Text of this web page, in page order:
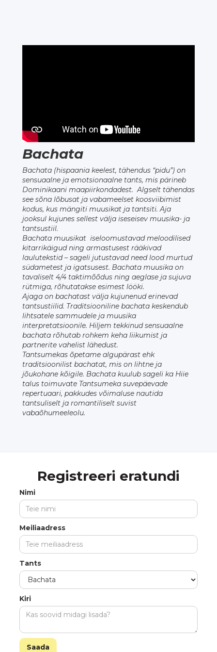
Bachata
Bachata (hispaania keelest, tähendus “pidu”) on
sensuaalne ja emotsionaalne tants, mis pärineb
Dominikaani maapiirkondadest. Algselt tähendas
see sõna lõbusat ja vabameelset koosviibimist
kodus, kus mängiti muusikat ja tantsiti. Aja
jooksul kujunes sellest välja iseseisev muusika- ja
tantsustiil.
Bachata muusikat iseloomustavad meloodilised
kitarrikäigud ning armastusest rääkivad
laulutekstid – sageli jutustavad need lood murtud
südametest ja igatsusest. Bachata muusika on
tavaliselt 4/4 taktimõõdus ning aeglase ja sujuva
rütmiga, rõhutatakse esimest lööki.
Ajaga on bachatast välja kujunenud erinevad
tantsustiilid. Traditsiooniline bachata keskendub
lihtsatele sammudele ja muusika
interpretatsioonile. Hiljem tekkinud sensuaalne
bachata rõhutab rohkem keha liikumist ja
partnerite vahelist lähedust.
Tantsumekas õpetame algupärast ehk
traditsioonilist bachatat, mis on lihtne ja
jõukohane kõigile. Bachata kuulub sageli ka Hiie
talus toimuvate Tantsumeka suvepäevade
repertuaari, pakkudes võimaluse nautida
tantsuliselt ja romantiliselt suvist
vabaõhumeeleolu.
Registreeri eratundi
Nimi
Meiliaadress
Tants
Kiri